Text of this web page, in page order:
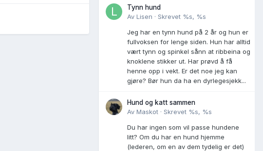
Tynn hund
Av Lisen · Skrevet %s, %s
Jeg har en tynn hund på 2 år og hun er
fullvoksen for lenge siden. Hun har alltid
vært tynn og spinkel sånn at ribbeina og
knoklene stikker ut. Har prøvd å få
henne opp i vekt. Er det noe jeg kan
gjøre? Bør hun da ha en dyrlegesjekk...
Hund og katt sammen
Av Maskot · Skrevet %s, %s
Du har ingen som vil passe hundene
litt? Om du har en hund hjemme
(lederen, om en av dem tydelig er det)